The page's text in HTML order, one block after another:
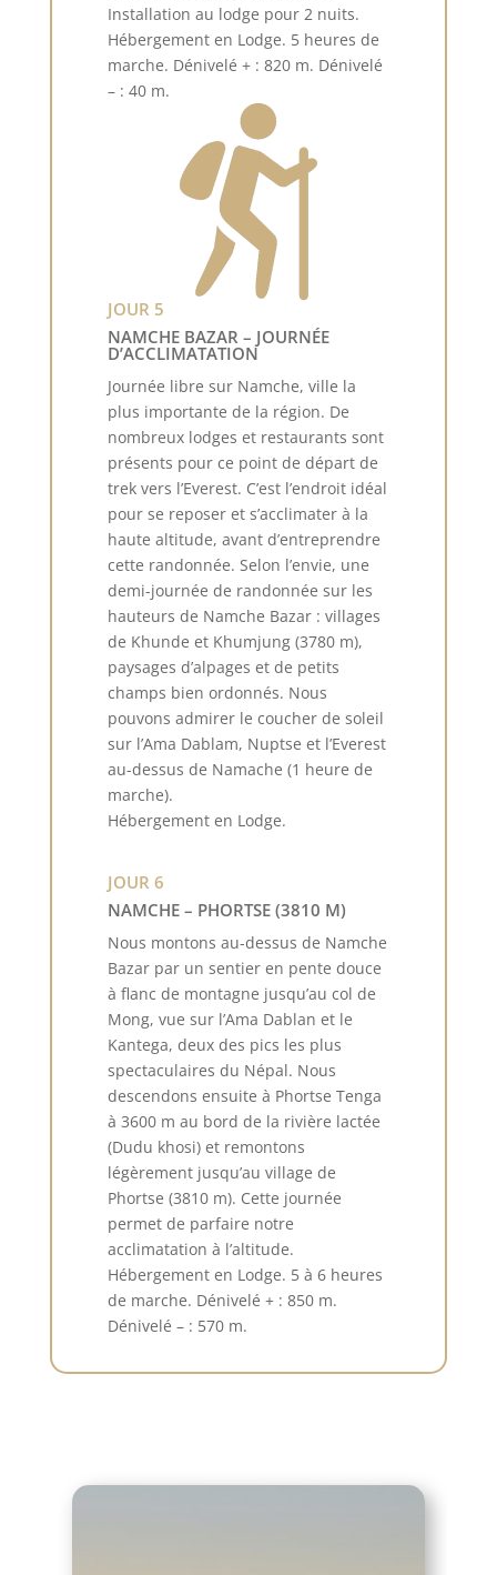
Installation au lodge pour 2 nuits.
Hébergement en Lodge. 5 heures de
marche. Dénivelé + : 820 m. Dénivelé
– : 40 m.
JOUR 5
NAMCHE BAZAR – JOURNÉE
D’ACCLIMATATION
Journée libre sur Namche, ville la
plus importante de la région. De
nombreux lodges et restaurants sont
présents pour ce point de départ de
trek vers l’Everest. C’est l’endroit idéal
pour se reposer et s’acclimater à la
haute altitude, avant d’entreprendre
cette randonnée. Selon l’envie, une
demi-journée de randonnée sur les
hauteurs de Namche Bazar : villages
de Khunde et Khumjung (3780 m),
paysages d’alpages et de petits
champs bien ordonnés. Nous
pouvons admirer le coucher de soleil
sur l’Ama Dablam, Nuptse et l’Everest
au-dessus de Namache (1 heure de
marche).
Hébergement en Lodge.
JOUR 6
NAMCHE – PHORTSE (3810 M)
Nous montons au-dessus de Namche
Bazar par un sentier en pente douce
à flanc de montagne jusqu’au col de
Mong, vue sur l’Ama Dablan et le
Kantega, deux des pics les plus
spectaculaires du Népal. Nous
descendons ensuite à Phortse Tenga
à 3600 m au bord de la rivière lactée
(Dudu khosi) et remontons
légèrement jusqu’au village de
Phortse (3810 m). Cette journée
permet de parfaire notre
acclimatation à l’altitude.
Hébergement en Lodge. 5 à 6 heures
de marche. Dénivelé + : 850 m.
Dénivelé – : 570 m.